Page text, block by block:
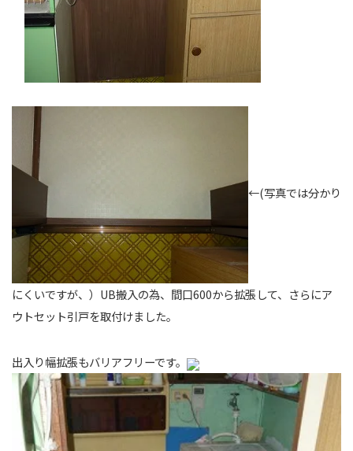
←(写真では分かり
にくいですが、）UB搬入の為、間口600から拡張して、さらにア
ウトセット引戸を取付けました。
出入り幅拡張もバリアフリーです。